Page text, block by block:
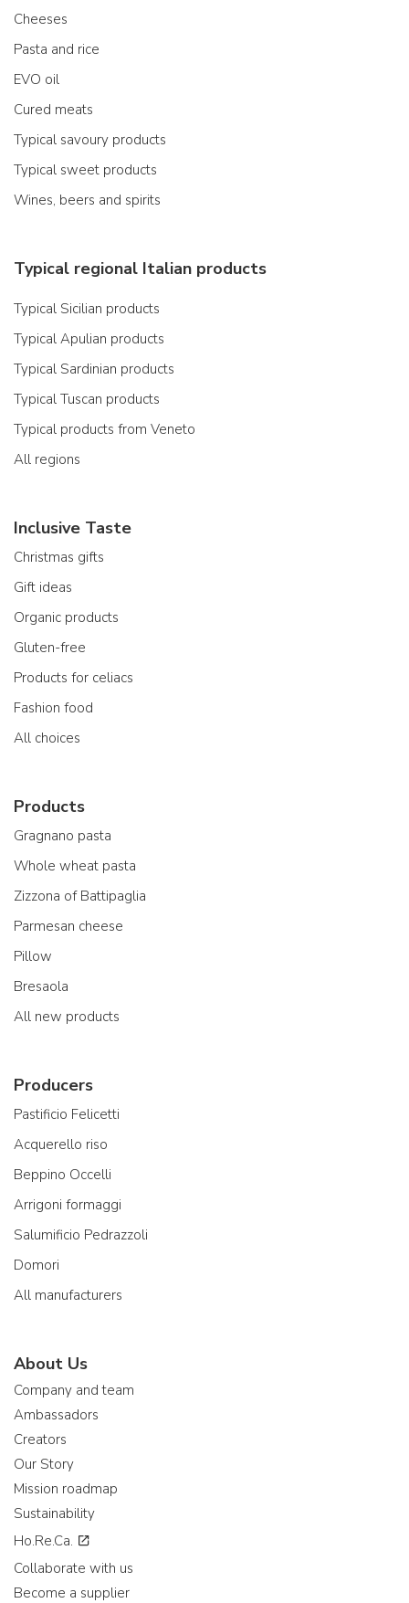
Cheeses
Pasta and rice
EVO oil
Cured meats
Typical savoury products
Typical sweet products
Wines, beers and spirits
Typical regional Italian products
Typical Sicilian products
Typical Apulian products
Typical Sardinian products
Typical Tuscan products
Typical products from Veneto
All regions
Inclusive Taste
Christmas gifts
Gift ideas
Organic products
Gluten-free
Products for celiacs
Fashion food
All choices
Products
Gragnano pasta
Whole wheat pasta
Zizzona of Battipaglia
Parmesan cheese
Pillow
Bresaola
All new products
Producers
Pastificio Felicetti
Acquerello riso
Beppino Occelli
Arrigoni formaggi
Salumificio Pedrazzoli
Domori
All manufacturers
About Us
Company and team
Ambassadors
Creators
Our Story
Mission roadmap
Sustainability
Ho.Re.Ca.
Collaborate with us
Become a supplier